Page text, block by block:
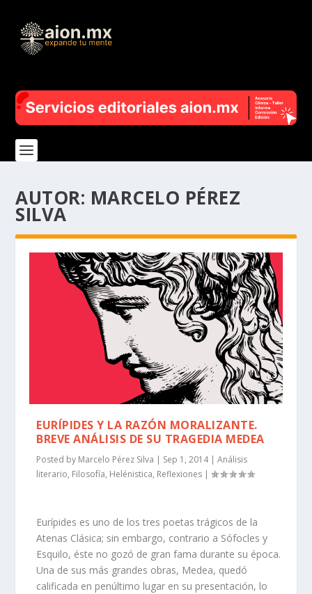
AUTOR: MARCELO PÉREZ
SILVA
EURÍPIDES Y LA RAZÓN MORALIZANTE.
BREVE ANÁLISIS DE SU TRAGEDIA MEDEA
Posted by Marcelo Pérez Silva | Sep 1, 2014|Análisis
literario, Filosofía, Helénistica, Reflexiones |
Eurípides es uno de los tres poetas trágicos de la
Atenas Clásica; sin embargo, contrario a Sófocles y
Esquilo, éste no gozó de gran fama durante su época.
Una de sus más grandes obras, Medea, quedó
calificada en penúltimo lugar en su presentación, lo